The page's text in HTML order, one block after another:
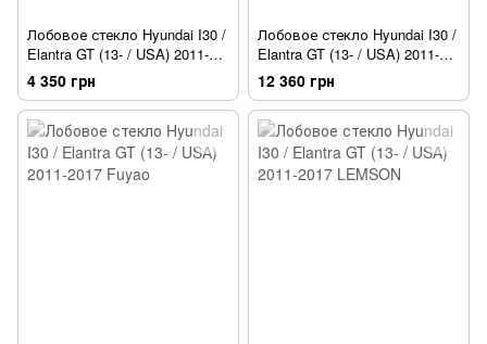
Лобовое стекло Hyundai I30 /
Elantra GT (13- / USA) 2011-
2017 Fuyao [датчик][обогрев]
4 350 грн
Лобовое стекло Hyundai I30 /
Elantra GT (13- / USA) 2011-
2017 XYG [датчик]
12 360 грн